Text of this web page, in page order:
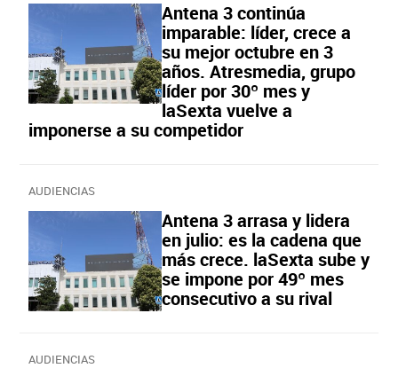
Antena 3 continúa
imparable: líder, crece a
su mejor octubre en 3
años. Atresmedia, grupo
líder por 30º mes y
laSexta vuelve a
imponerse a su competidor
AUDIENCIAS
Antena 3 arrasa y lidera
en julio: es la cadena que
más crece. laSexta sube y
se impone por 49º mes
consecutivo a su rival
AUDIENCIAS